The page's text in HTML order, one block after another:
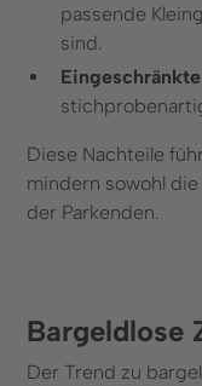
passende
sind.
Diese Nachteile
mindern sowohl
der Parkenden.
Bargeldlose
Der Trend zu